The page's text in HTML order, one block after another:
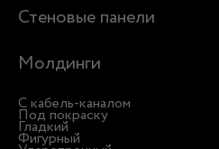
Стеновые панели
Молдинги
С кабель-каналом
Под покраску
Гладкий
Фигурный